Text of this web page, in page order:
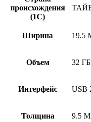
происхождения
(1С)
Ширина 19.5
Объем 32 ГБ
Интерфейс USB
Толщина 9.5